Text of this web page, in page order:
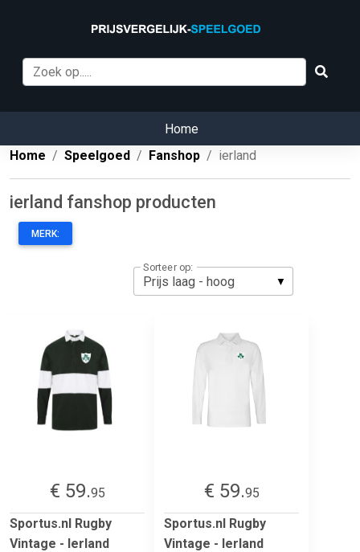
Home
Home
Speelgoed Fanshop ierland
ierland fanshop producten
MERK:
Sorteer op:
€ 59.95
Sportus.nl Rugby
Vintage - Ierland
€ 59.95
Sportus.nl Rugby
Vintage - Ierland